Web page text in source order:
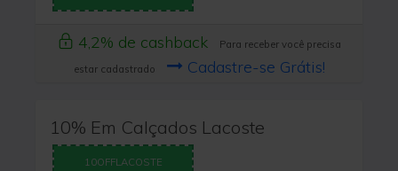
4,2% de cashback
Para receber você precisa
estar cadastrado
Cadastre-se Grátis!
10% Em Calçados Lacoste
10OFFLACOSTE